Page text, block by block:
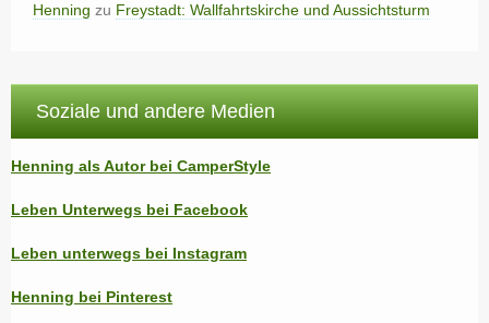
Henning zu Freystadt: Wallfahrtskirche und Aussichtsturm
Soziale und andere Medien
Henning als Autor bei CamperStyle
Leben Unterwegs bei Facebook
Leben unterwegs bei Instagram
Henning bei Pinterest